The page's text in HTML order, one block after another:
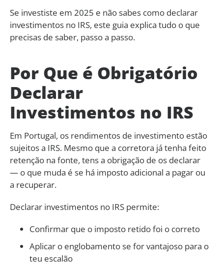
Se investiste em 2025 e não sabes como declarar
investimentos no IRS, este guia explica tudo o que
precisas de saber, passo a passo.
Por Que é Obrigatório
Declarar
Investimentos no IRS
Em Portugal, os rendimentos de investimento estão
sujeitos a IRS. Mesmo que a corretora já tenha feito
retenção na fonte, tens a obrigação de os declarar
— o que muda é se há imposto adicional a pagar ou
a recuperar.
Declarar investimentos no IRS permite:
Confirmar que o imposto retido foi o correto
Aplicar o englobamento se for vantajoso para o
teu escalão